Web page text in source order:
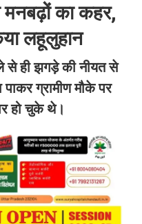
मनबढ़ों का कहर,
लहूलुहान
से ही झगड़े की नीयत से
ग्रामीण मौके पर
हो चुके थे।